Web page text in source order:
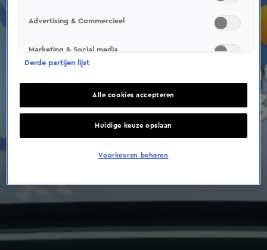
Advertising & Commercieel
Marketing & Social media
Derde partijen lijst
Alle cookies accepteren
Huidige keuze opslaan
Voorkeuren beheren